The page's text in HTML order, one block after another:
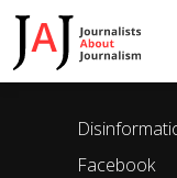
It seems we
searching can help.
Facebook